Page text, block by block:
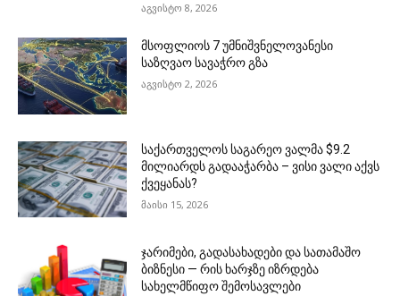
აგვისტო 8, 2026
მსოფლიოს 7 უმნიშვნელოვანესი
საზღვაო სავაჭრო გზა
აგვისტო 2, 2026
საქართველოს საგარეო ვალმა $9.2
მილიარდს გადააჭარბა – ვისი ვალი აქვს
ქვეყანას?
მაისი 15, 2026
ჯარიმები, გადასახადები და სათამაშო
ბიზნესი — რის ხარჯზე იზრდება
სახელმწიფო შემოსავლები